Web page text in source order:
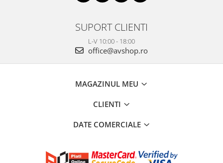
SUPORT CLIENTI
L-V 10:00 - 18:00
office@avshop.ro
MAGAZINUL MEU
CLIENTI
DATE COMERCIALE